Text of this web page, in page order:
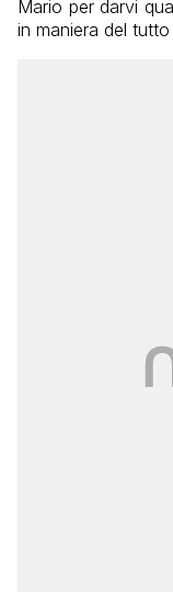
Mario per darvi
in maniera del